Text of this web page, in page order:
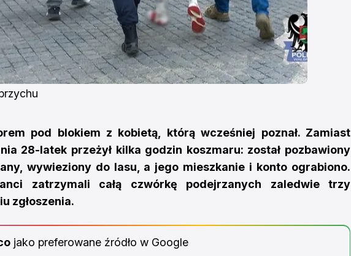
pod blokiem z kobietą, którą wcześniej poznał. Zamiast
28-latek przeżył kilka godzin koszmaru: został pozbawiony
wywieziony do lasu, a jego mieszkanie i konto ograbiono.
zatrzymali całą czwórkę podejrzanych zaledwie trzy
zgłoszenia.
jako preferowane źródło w Google